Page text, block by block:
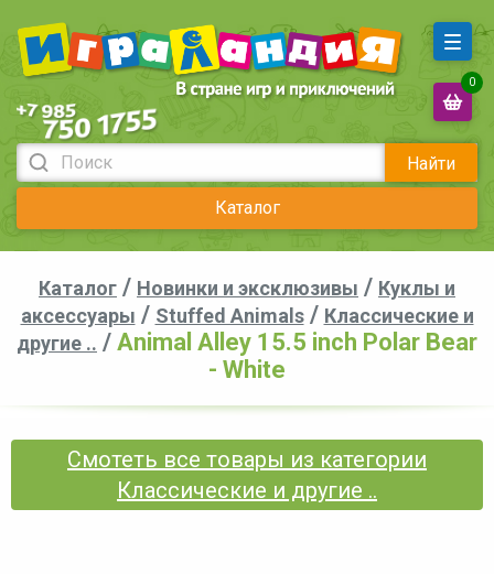
Найти
Каталог
0
Каталог / Новинки и эксклюзивы / Куклы и
аксессуары / Stuffed Animals/ Классические и
другие .. / Animal Alley 15.5 inch Polar Bear
- White
Смотеть все товары из категории
Классические и другие ..